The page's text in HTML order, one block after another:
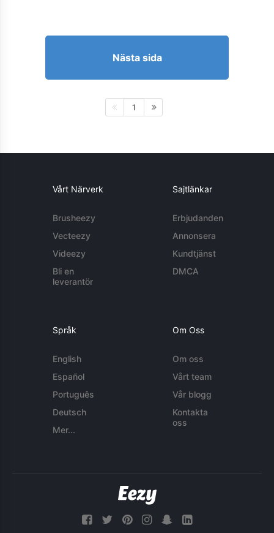
Nästa sida
1
Vårt Närverk
Brusheezy
Vecteezy
Videezy
Bli en
leverantör
Sajtlänkar
Erbjudanden
Annonsera
Kundtjänst
DMCA
Språk
English
Español
Português
Deutsch
Mer...
Om Oss
Om oss
Vårt team
Vår blogg
Kontakta
oss